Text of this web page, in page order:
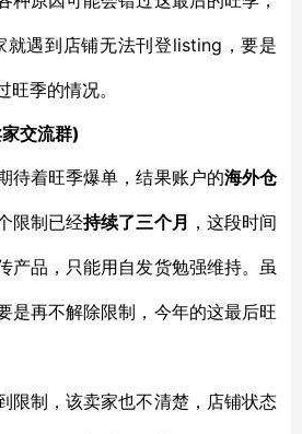
就遇到店铺无法刊登listing，要是
季的情况。
交流群)
待着旺季爆单，结果账户的海外仓
限制已经持续了三个月 ，这段时间
产品，只能用自发货勉强维持。虽
是再不解除限制，今年的这最后旺
限制，该卖家也不清楚，店铺状态